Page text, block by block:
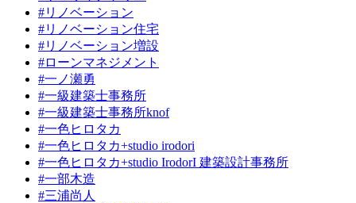
#リノベーション
#リノベーション住宅
#リノベーション増設
#ローンマネジメント
#一ノ瀬勇
#一級建築士事務所
#一級建築士事務所knof
#一色ヒロタカ
#一色ヒロタカ+studio irodori
#一色ヒロタカ+studio IrodorI 建築設計事務所
#一部木造
#三浦尚人